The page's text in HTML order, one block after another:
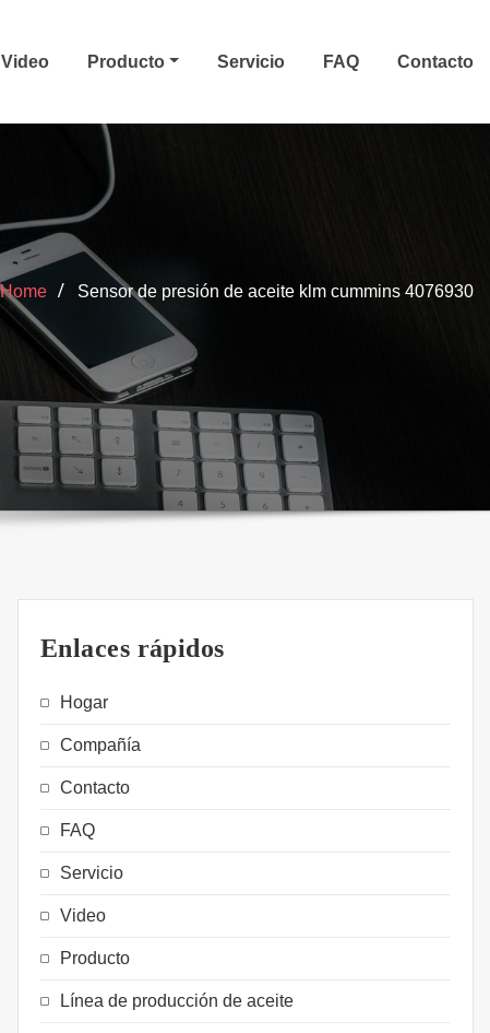
Video Producto Servicio FAQ Contacto
Home Sensor de presión de aceite klm cummins 4076930
Enlaces rápidos
Hogar
Compañía
Contacto
FAQ
Servicio
Video
Producto
Línea de producción de aceite